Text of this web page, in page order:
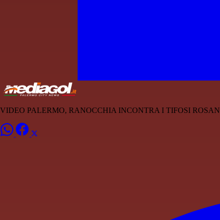
VIDEO PALERMO, RANOCCHIA INCONTRA I TIFOSI